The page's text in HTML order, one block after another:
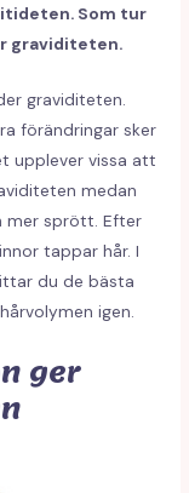
Som tur
graviditeten.
graviditeten.
förändringar sker
upplever vissa att
medan
mer sprött. Efter
tappar hår. I
du de bästa
igen.
ger